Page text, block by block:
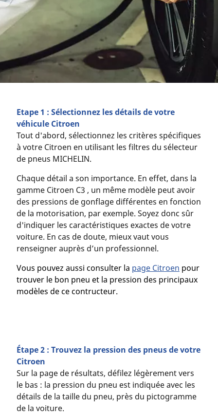
Etape 1 : Sélectionnez les détails de votre
véhicule Citroen
Tout d'abord, sélectionnez les critères spécifiques
à votre Citroen en utilisant les filtres du sélecteur
de pneus MICHELIN.
Chaque détail a son importance. En effet, dans la
gamme Citroen C3 , un même modèle peut avoir
des pressions de gonflage différentes en fonction
de la motorisation, par exemple. Soyez donc sûr
d'indiquer les caractéristiques exactes de votre
voiture. En cas de doute, mieux vaut vous
renseigner auprès d’un professionnel.
Vous pouvez aussi consulter la page Citroen pour
trouver le bon pneu et la pression des principaux
modèles de ce contructeur.
Étape 2 : Trouvez la pression des pneus de votre
Citroen
Sur la page de résultats, défilez légèrement vers
le bas : la pression du pneu est indiquée avec les
détails de la taille du pneu, près du pictogramme
de la voiture.